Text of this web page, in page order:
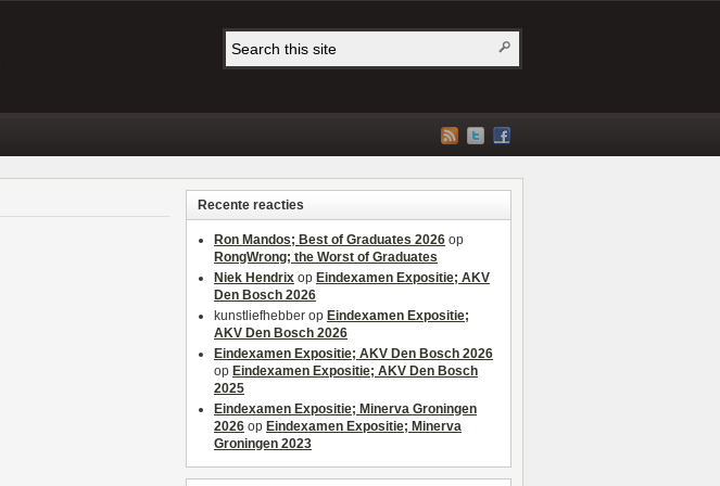
Recente reacties
Ron Mandos; Best of Graduates 2026 op
RongWrong; the Worst of Graduates
Niek Hendrix op Eindexamen Expositie; AKV
Den Bosch 2026
kunstliefhebber op Eindexamen Expositie;
AKV Den Bosch 2026
Eindexamen Expositie; AKV Den Bosch 2026
op Eindexamen Expositie; AKV Den Bosch
2025
Eindexamen Expositie; Minerva Groningen
2026 op Eindexamen Expositie; Minerva
Groningen 2023